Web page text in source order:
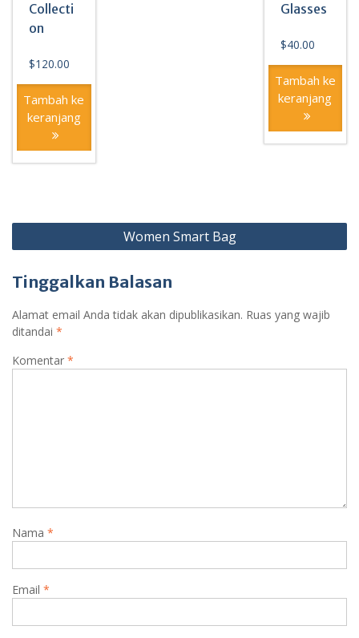
Collecti
on
$120.00
Tambah ke
keranjang
Glasses
$40.00
Tambah ke
keranjang
Navigasi
pos
Women Smart Bag
Tinggalkan Balasan
Alamat email Anda tidak akan dipublikasikan. Ruas yang wajib
ditandai *
Komentar *
Nama *
Email *